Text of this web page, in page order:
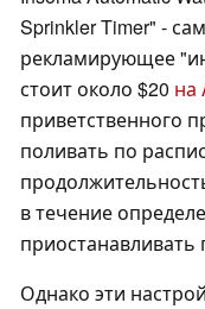
Sprinkler Timer" -
рекламирующее
стоит около $20 на
приветственного
поливать по
в течение
Однако эти